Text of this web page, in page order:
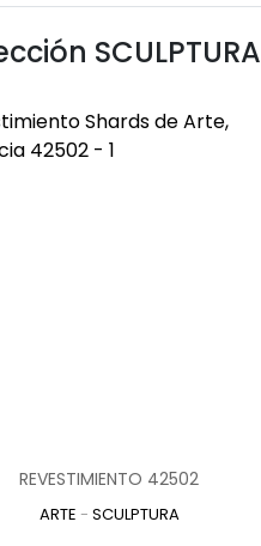
SCULPTURA
REVESTIMIENTO 42502
ARTE - SCULPTURA